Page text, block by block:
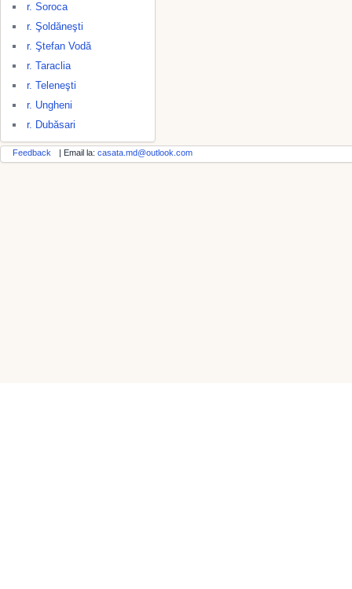
r. Soroca
r. Şoldăneşti
r. Ştefan Vodă
r. Taraclia
r. Teleneşti
r. Ungheni
r. Dubăsari
Feedback | Email la: casata.md@outlook.com